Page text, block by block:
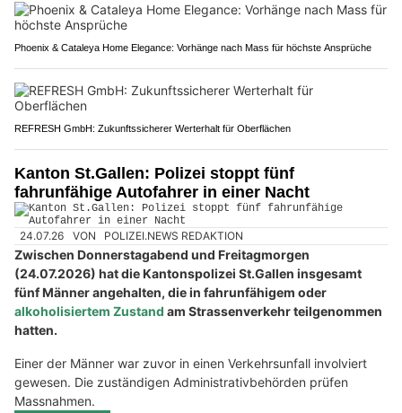
Phoenix & Cataleya Home Elegance: Vorhänge nach Mass für höchste Ansprüche
REFRESH GmbH: Zukunftssicherer Werterhalt für Oberflächen
Kanton St.Gallen: Polizei stoppt fünf
fahrunfähige Autofahrer in einer Nacht
24.07.26 VON POLIZEI.NEWS REDAKTION
Zwischen Donnerstagabend und Freitagmorgen
(24.07.2026) hat die Kantonspolizei St.Gallen insgesamt
fünf Männer angehalten, die in fahrunfähigem oder
alkoholisiertem Zustand am Strassenverkehr teilgenommen
hatten.
Einer der Männer war zuvor in einen Verkehrsunfall involviert
gewesen. Die zuständigen Administrativbehörden prüfen
Massnahmen.